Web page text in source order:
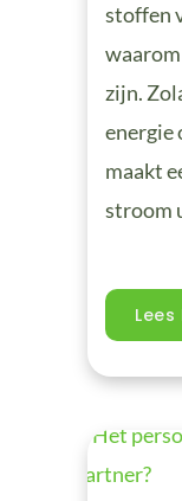
stoffen
zijn.
energie
maakt
stroom
Lees
Het
Leven